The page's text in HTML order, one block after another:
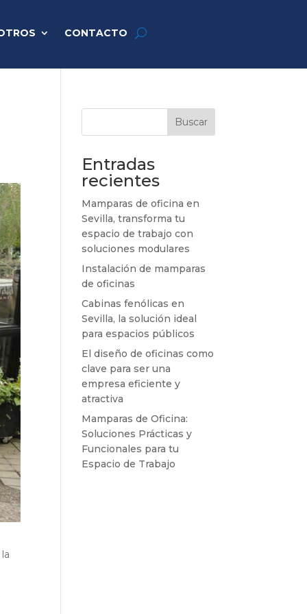
CONTACTO
Buscar
Entradas
recientes
Mamparas de oficina en
Sevilla, transforma tu
espacio de trabajo con
soluciones modulares
Instalación de mamparas
de oficinas
Cabinas fenólicas en
Sevilla, la solución ideal
para espacios públicos
El diseño de oficinas como
clave para ser una
empresa eficiente y
atractiva
Mamparas de Oficina:
Soluciones Prácticas y
Funcionales para tu
Espacio de Trabajo